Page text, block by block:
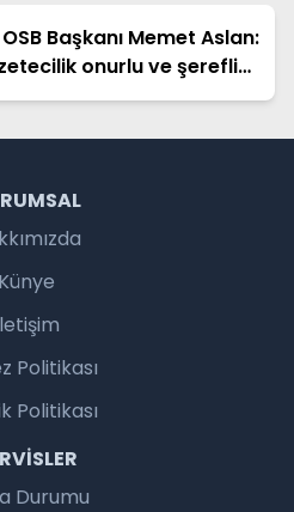
Başkanı Memet Aslan:
onurlu ve şerefli
Künye
Politikası
Politikası
Durumu